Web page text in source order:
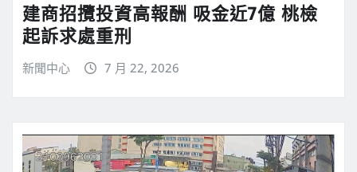
建商招攬投資高報酬 吸金近7億 桃檢
起訴求處重刑
新聞中心 7 月 22, 2026